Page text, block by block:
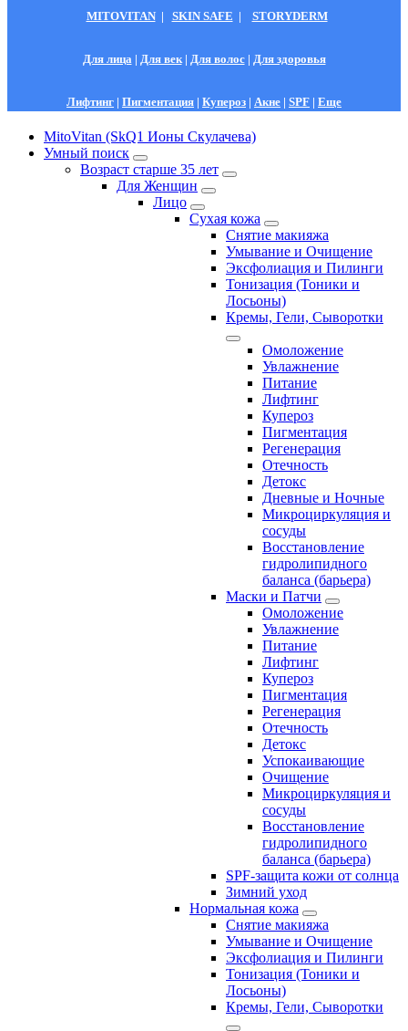
MITOVITAN | SKIN SAFE | STORYDERM
Для лица | Для век| Для волос| Для здоровья
Лифтинг | Пигментация | Купероз | Акне | SPF | Еще
MitoVitan (SkQ1 Ионы Скулачева)
Умный поиск
Возраст старше 35 лет
Для Женщин
Лицо
Сухая кожа
Снятие макияжа
Умывание и Очищение
Эксфолиация и Пилинги
Тонизация (Тоники и
Лосьоны)
Кремы, Гели, Сыворотки
Омоложение
Увлажнение
Питание
Лифтинг
Купероз
Пигментация
Регенерация
Отечность
Детокс
Дневные и Ночные
Микроциркуляция и
сосуды
Восстановление
гидролипидного
баланса (барьера)
Маски и Патчи
Омоложение
Увлажнение
Питание
Лифтинг
Купероз
Пигментация
Регенерация
Отечность
Детокс
Успокаивающие
Очищение
Микроциркуляция и
сосуды
Восстановление
гидролипидного
баланса (барьера)
SPF-защита кожи от солнца
Зимний уход
Нормальная кожа
Снятие макияжа
Умывание и Очищение
Эксфолиация и Пилинги
Тонизация (Тоники и
Лосьоны)
Кремы, Гели, Сыворотки